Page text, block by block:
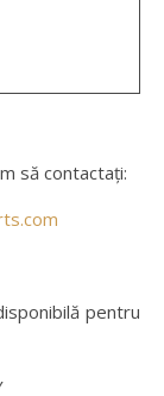
să contactați:
pentru